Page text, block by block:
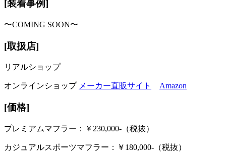
[装着事例]
〜COMING SOON〜
[取扱店]
リアルショップ
オンラインショップ メーカー直販サイト Amazon
[価格]
プレミアムマフラー：￥230,000-（税抜）
カジュアルスポーツマフラー：￥180,000-（税抜）